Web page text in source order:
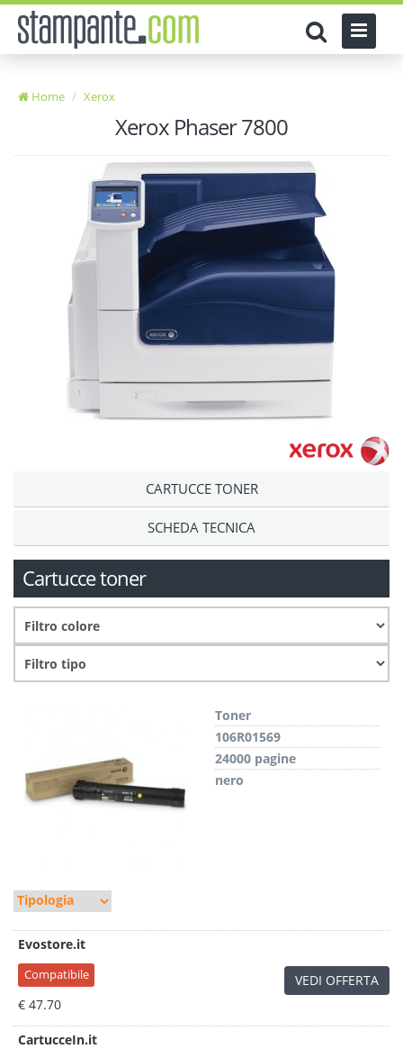
Home Xerox
Xerox Phaser 7800
CARTUCCE TONER
SCHEDA TECNICA
Cartucce toner
Toner
106R01569
24000 pagine
nero
Evostore.it
Compatibile
€ 47.70
VEDI OFFERTA
CartucceIn.it